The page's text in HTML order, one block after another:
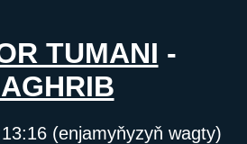
TUMANI -
(enjamyňyzyň wagty)